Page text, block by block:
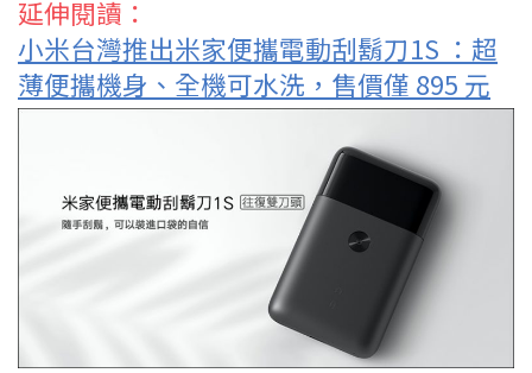
延伸閱讀：
小米台灣推出米家便攜電動刮鬍刀1S ：超
薄便攜機身、全機可水洗，售價僅 895 元